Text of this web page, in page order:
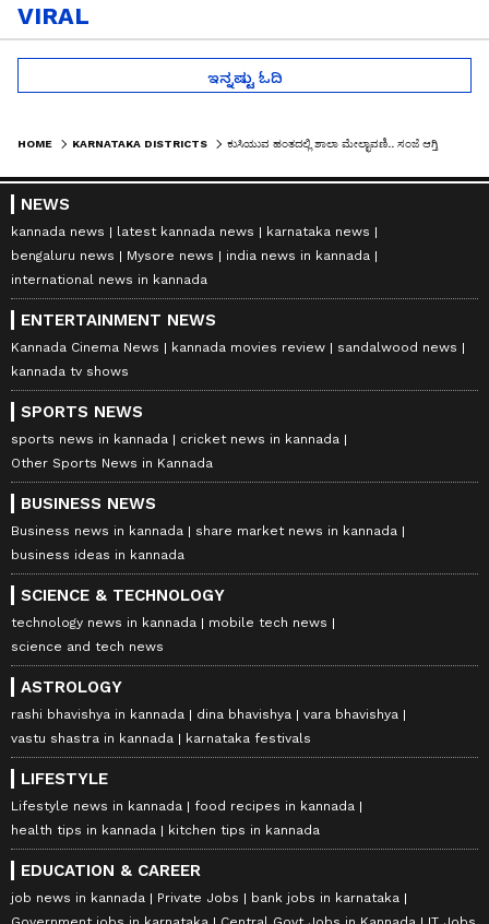
VIRAL
ಇನ್ನಷ್ಟು ಓದಿ
HOME KARNATAKA DISTRICTS
NEWS
kannada news latest kannada news
karnataka news
bengaluru news
Mysore news
india news in kannada
international news in kannada
ENTERTAINMENT NEWS
Kannada Cinema News kannada movies review
sandalwood news
kannada tv shows
SPORTS NEWS
sports news in kannada
cricket news in kannada
Other Sports News in Kannada
BUSINESS NEWS
Business news in kannada
share market news in kannada
business ideas in kannada
SCIENCE & TECHNOLOGY
technology news in kannada
mobile tech news
science and tech news
ASTROLOGY
rashi bhavishya in kannada dina bhavishya
vara bhavishya
vastu shastra in kannada
karnataka festivals
LIFESTYLE
Lifestyle news in kannada
food recipes in kannada
health tips in kannada
kitchen tips in kannada
EDUCATION & CAREER
job news in kannada Private Jobs
bank jobs in karnataka